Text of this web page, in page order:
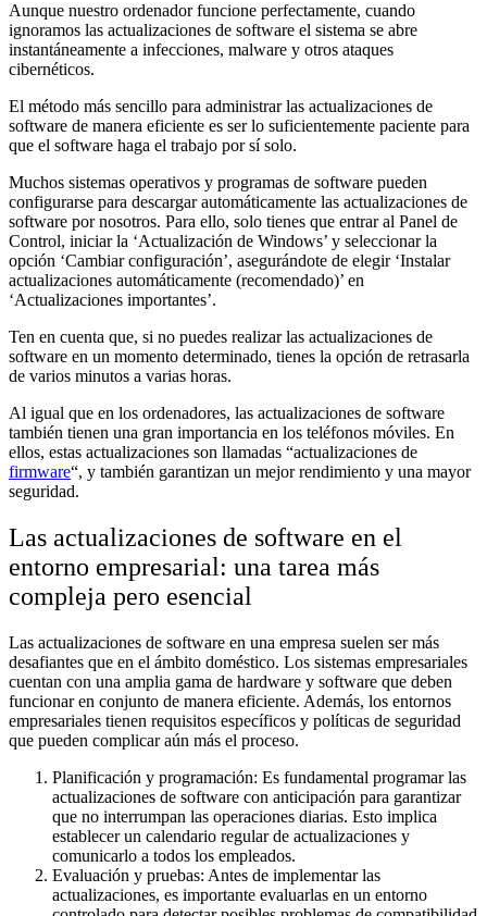
Aunque nuestro ordenador funcione perfectamente, cuando
ignoramos las actualizaciones de software el sistema se abre
instantáneamente a infecciones, malware y otros ataques
cibernéticos.
El método más sencillo para administrar las actualizaciones de
software de manera eficiente es ser lo suficientemente paciente para
que el software haga el trabajo por sí solo.
Muchos sistemas operativos y programas de software pueden
configurarse para descargar automáticamente las actualizaciones de
software por nosotros. Para ello, solo tienes que entrar al Panel de
Control, iniciar la ‘Actualización de Windows’ y seleccionar la
opción ‘Cambiar configuración’, asegurándote de elegir ‘Instalar
actualizaciones automáticamente (recomendado)’ en
‘Actualizaciones importantes’.
Ten en cuenta que, si no puedes realizar las actualizaciones de
software en un momento determinado, tienes la opción de retrasarla
de varios minutos a varias horas.
Al igual que en los ordenadores, las actualizaciones de software
también tienen una gran importancia en los teléfonos móviles. En
ellos, estas actualizaciones son llamadas “actualizaciones de
firmware“, y también garantizan un mejor rendimiento y una mayor
seguridad.
Las actualizaciones de software en el
entorno empresarial: una tarea más
compleja pero esencial
Las actualizaciones de software en una empresa suelen ser más
desafiantes que en el ámbito doméstico. Los sistemas empresariales
cuentan con una amplia gama de hardware y software que deben
funcionar en conjunto de manera eficiente. Además, los entornos
empresariales tienen requisitos específicos y políticas de seguridad
que pueden complicar aún más el proceso.
Planificación y programación: Es fundamental programar las
actualizaciones de software con anticipación para garantizar
que no interrumpan las operaciones diarias. Esto implica
establecer un calendario regular de actualizaciones y
comunicarlo a todos los empleados.
Evaluación y pruebas: Antes de implementar las
actualizaciones, es importante evaluarlas en un entorno